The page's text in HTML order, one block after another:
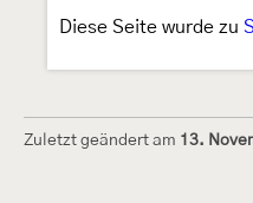
Diese Seite wurde zu
Zuletzt geändert am 13.